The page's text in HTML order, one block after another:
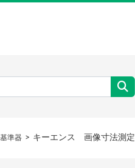
準器 キーエンス 画像寸法測